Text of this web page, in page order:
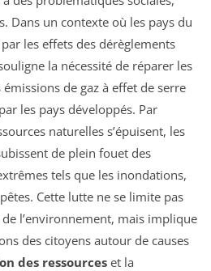
Dans un contexte où les pays du
les effets des dérèglements
la nécessité de réparer les
de gaz à effet de serre
les pays développés. Par
naturelles s’épuisent, les
de plein fouet des
tels que les inondations,
Cette lutte ne se limite pas
l’environnement, mais implique
des citoyens autour de causes
des ressourceset la